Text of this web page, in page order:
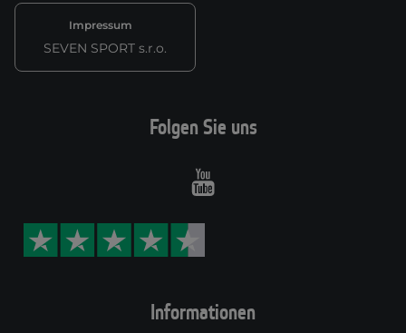
Impressum
SEVEN SPORT s.r.o.
Informationen
Folgen Sie uns
Youtube